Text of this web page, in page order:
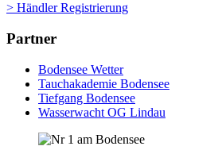
> Händler Registrierung
Partner
Bodensee Wetter
Tauchakademie Bodensee
Tiefgang Bodensee
Wasserwacht OG Lindau